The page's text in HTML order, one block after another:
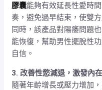
膠囊能夠有效延長性愛時
奏，避免過早結束，使雙
同時，該產品對陽痿問題
能恢復，幫助男性擺脫性
自信。
3. 改善性慾減退，激發內
隨著年齡增長或壓力增加